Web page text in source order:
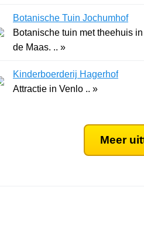
Botanische Tuin Jochumhof
Botanische tuin met theehuis
de Maas. .. »
Kinderboerderij Hagerhof
Attractie in Venlo .. »
Meer